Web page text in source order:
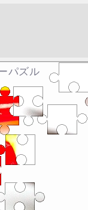
パズル